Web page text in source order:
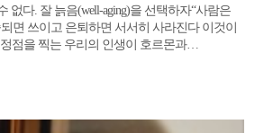
없다. 잘 늙음(well-aging)을 선택하자“사람은
면 쓰이고 은퇴하면 서서히 사라진다 이것이
점을 찍는 우리의 인생이 호르몬과…